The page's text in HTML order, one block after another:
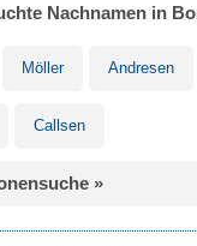
Nachnamen in
Möller Andresen
Callsen
»